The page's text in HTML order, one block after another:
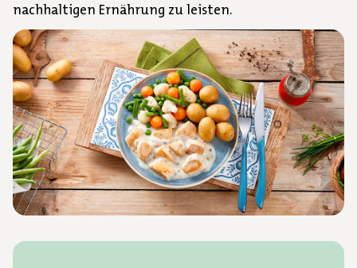
nachhaltigen Ernährung zu leisten.